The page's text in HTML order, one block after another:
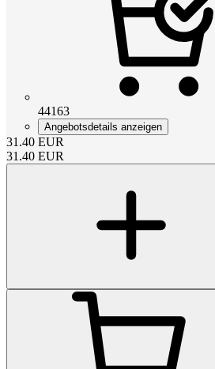
44163
Angebotsdetails anzeigen
31.40 EUR
31.40 EUR